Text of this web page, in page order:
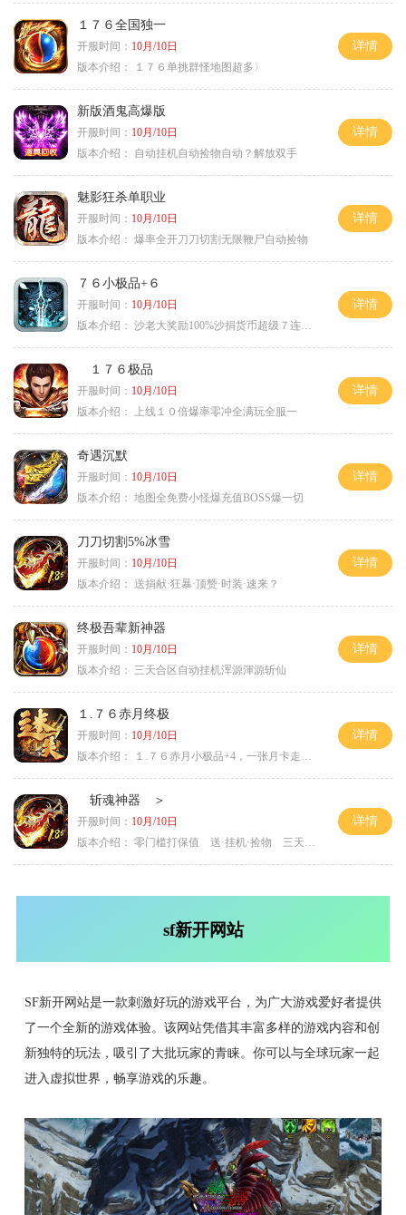
１７６全国独一
开服时间： 10月/10日
版本介绍：
１７６单挑群怪地图超多〉
详情
新版酒鬼高爆版
开服时间： 10月/10日
版本介绍：
自动挂机自动捡物自动？解放双手
详情
魅影狂杀单职业
开服时间： 10月/10日
版本介绍： 爆率全开刀刀切割无限鞭尸自动捡物
详情
７６小极品+６
开服时间： 10月/10日
版本介绍： 沙老大奖励100%沙捐货币超级７连鞭尸
详情
１７６极品
开服时间： 10月/10日
版本介绍：
上线１０倍爆率零冲全满玩全服一
详情
奇遇沉默
开服时间： 10月/10日
版本介绍： 地图全免费小怪爆充值BOSS爆一切
详情
刀刀切割5%冰雪
开服时间： 10月/10日
版本介绍： 送捐献·狂暴·顶赞·时装·速来？
详情
终极吾辈新神器
开服时间： 10月/10日
版本介绍：
三天合区自动挂机浑源渾源斩仙
详情
１.７６赤月终极
开服时间： 10月/10日
版本介绍：
１.７６赤月小极品+4，一张月卡走天涯a
详情
斩魂神器 ＞
开服时间： 10月/10日
版本介绍： 零门槛打保值 送·挂机·捡物 三天合区＞
详情
sf新开网站
SF新开网站是一款刺激好玩的游戏平台，为广大游戏爱好者提供
了一个全新的游戏体验。该网站凭借其丰富多样的游戏内容和创
新独特的玩法，吸引了大批玩家的青睐。你可以与全球玩家一起
进入虚拟世界，畅享游戏的乐趣。